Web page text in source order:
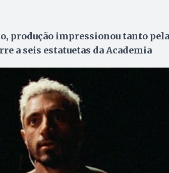
produção impressionou tanto
a seis estatuetas da Academia